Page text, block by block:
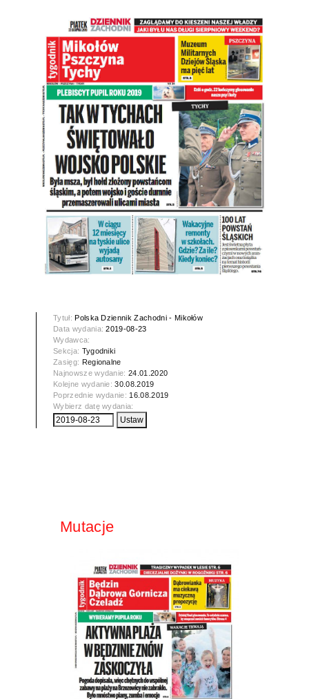
Tytuł:Polska Dziennik Zachodni - Mikołów
Data wydania:2019-08-23
Wydawca:
Sekcja: Tygodniki
Zasięg: Regionalne
Najnowsze wydanie:24.01.2020
Kolejne wydanie:30.08.2019
Poprzednie wydanie: 16.08.2019
Wybierz datę wydania:
Mutacje